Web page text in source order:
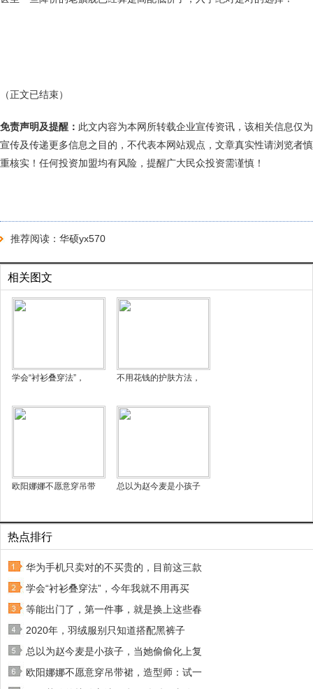
（正文已结束）
免责声明及提醒： 此文内容为本网所转载企业宣传资讯，该相关信息仅为
宣传及传递更多信息之目的，不代表本网站观点，文章真实性请浏览者慎
重核实！任何投资加盟均有风险，提醒广大民众投资需谨慎！
推荐阅读： 华硕yx570
相关图文
学会“衬衫叠穿法”， 不用花钱的护肤方法，
欧阳娜娜不愿意穿吊带 总以为赵今麦是小孩子
热点排行
华为手机只卖对的不买贵的，目前这三款
学会“衬衫叠穿法”，今年我就不用再买
等能出门了，第一件事，就是换上这些春
2020年，羽绒服别只知道搭配黑裤子
总以为赵今麦是小孩子，当她偷偷化上复
欧阳娜娜不愿意穿吊带裙，造型师：试一